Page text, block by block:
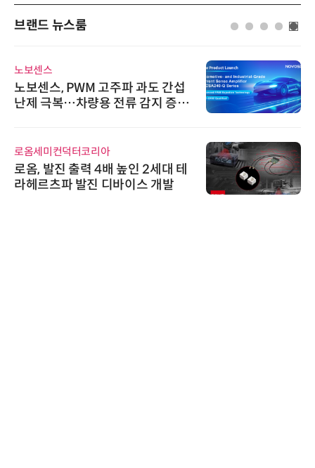
브랜드 뉴스룸
노보센스
노보센스, PWM 고주파 과도 간섭
난제 극복…차량용 전류 감지 증폭
로옴세미컨덕터코리아
로옴, 발진 출력 4배 높인 2세대 테
라헤르츠파 발진 디바이스 개발